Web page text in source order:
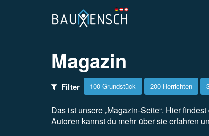
Magazin
Filter 100 Grundstück 200 Herrichten
Das ist unsere „Magazin-Seite“. Hier
Autoren kannst du mehr über sie erfahren